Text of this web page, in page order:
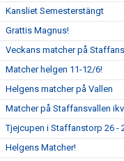
Kansliet Semesterstängt
Grattis Magnus!
Veckans matcher på
Matcher helgen 11-12/6!
Helgens matcher på Vallen
Matcher på Staffansvallen
Tjejcupen i Staffanstorp 26 -
Helgens Matcher!